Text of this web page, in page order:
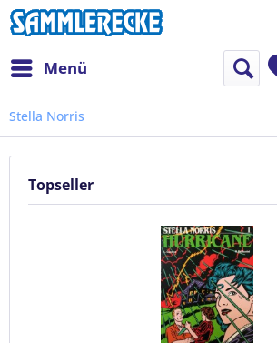
Menü
Stella Norris
Topseller